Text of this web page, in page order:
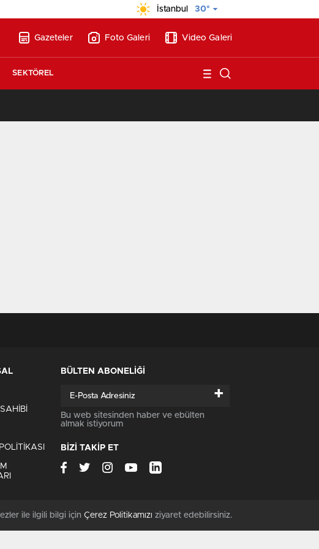
İstanbul 30°
Gazeteler Foto Galeri Video Galeri
SEKTÖREL
BÜLTEN ABONELİĞİ
+
Bu web sitesinden haber ve ebülten
almak istiyorum
BİZİ TAKİP ET
ile ilgili bilgi için Çerez Politikamızı ziyaret edebilirsiniz.